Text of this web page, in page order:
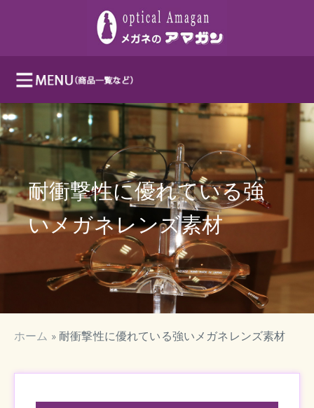
耐衝撃性に優れている強
いメガネレンズ素材
ホーム »耐衝撃性に優れている強いメガネレンズ素材